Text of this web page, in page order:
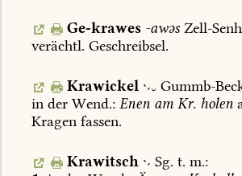
Ge-krawes -awəs Zell-Senh
verächtl. Geschreibsel.
Krawickel  Gummb-
in der Wend.: Enen am Kr. holen
Kragen fassen.
Krawitsch  Sg. t. m.: